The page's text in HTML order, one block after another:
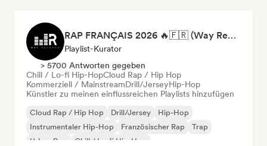
RAP FRANÇAIS 2026 🔥🇫🇷 (Way Records)
Playlist-Kurator
> 5700 Antworten gegeben
Chill / Lo-fi Hip-HopCloud Rap / Hip Hop
Kommerziell / MainstreamDrill/JerseyHip-Hop
Künstler zu meinen einflussreichen Playlists hinzufügen
Cloud Rap / Hip Hop Drill/Jersey
Hip-Hop
Instrumentaler Hip-Hop
Französischer Rap
Trap
Urban Pop
Chill / Lo-fi Hip-Hop